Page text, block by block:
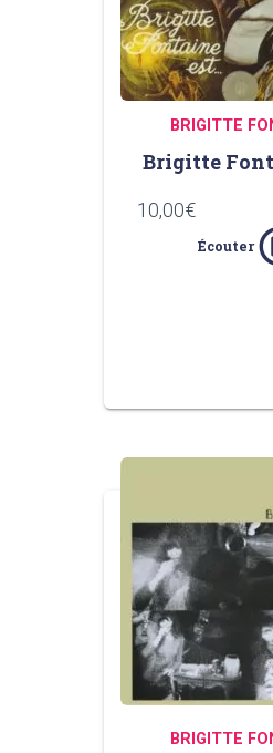
BRIGITTE
Brigitte
10,00€
Écouter
BRIGITTE